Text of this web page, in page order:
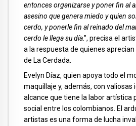
entonces organizarse y poner fin al
asesino que genera miedo y quien
cerdo, y ponerle fin al reinado del
cerdo le llega su día.”, precisa el
a la respuesta de quienes
de La Cerdada.
Evelyn Díaz, quien apoya todo el
maquillaje y, además, con valiosas
alcance que tiene la labor artística
social entre los colombianos. El
artistas es una forma de lucha